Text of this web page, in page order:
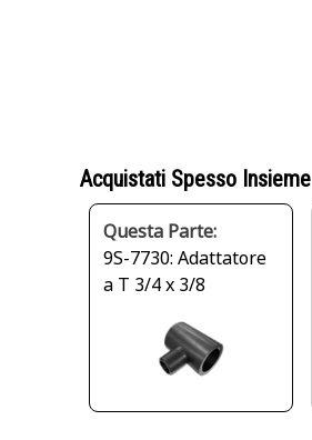
Acquistati Spesso Insieme
Questa Parte:
9S-7730: Adattatore
a T 3/4 x 3/8